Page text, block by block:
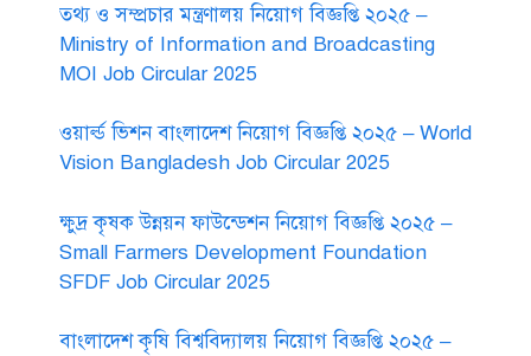
তথ্য ও সম্প্রচার মন্ত্রণালয় নিয়োগ বিজ্ঞপ্তি ২০২৫ –
Ministry of Information and Broadcasting
MOI Job Circular 2025
ওয়ার্ল্ড ভিশন বাংলাদেশ নিয়োগ বিজ্ঞপ্তি ২০২৫ – World
Vision Bangladesh Job Circular 2025
ক্ষুদ্র কৃষক উন্নয়ন ফাউন্ডেশন নিয়োগ বিজ্ঞপ্তি ২০২৫ –
Small Farmers Development Foundation
SFDF Job Circular 2025
বাংলাদেশ কৃষি বিশ্ববিদ্যালয় নিয়োগ বিজ্ঞপ্তি ২০২৫ –